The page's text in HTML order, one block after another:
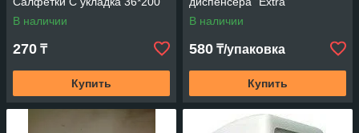
В наличии
270 ₸
Купить
В наличии
580 ₸/упаковка
Купить